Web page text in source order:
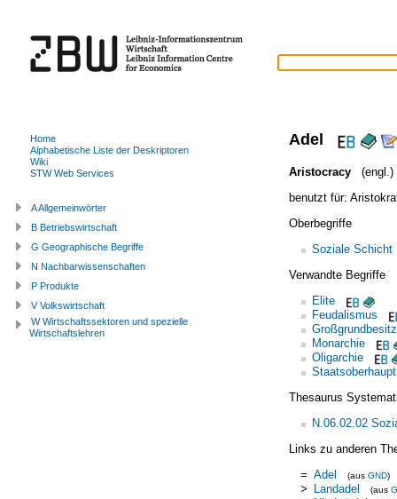
Adel
Aristocracy
(engl.)
benutzt für:
Oberbegriffe
Soziale Schicht
Verwandte Begriffe
Elite
Feudalismus
Großgrundbesitz
Monarchie
Oligarchie
Staatsoberhaupt
Thesaurus
N.06.02.02
Links zu anderen
= Adel (aus GND)
> Landadel (aus
Home
Alphabetische Liste der Deskriptoren
Wiki
STW Web Services
A Allgemeinwörter
B Betriebswirtschaft
G Geographische Begriffe
N Nachbarwissenschaften
P Produkte
V Volkswirtschaft
W Wirtschaftssektoren und spezielle
Wirtschaftslehren